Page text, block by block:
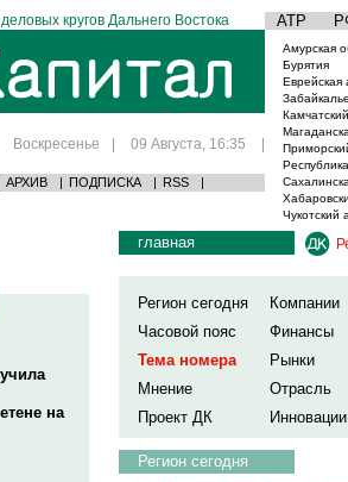
кругов Дальнего Востока АТР
Воскресенье | 09 Августа, 16:35 |
АРХИВ | ПОДПИСКА | RSS |
Амурская
Бурятия
Еврейская
Чукотский
на
главная
Регион сегодня
Компании
Часовой пояс
Финансы
Тема номера
Рынки
Мнение
Отрасль
Проект ДК
Инновации
Регион сегодня